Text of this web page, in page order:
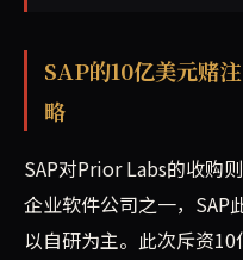
SAP的10亿美元赌
略
SAP对Prior Labs的收购
企业软件公司之一，SAP
以自研为主。此次斥资